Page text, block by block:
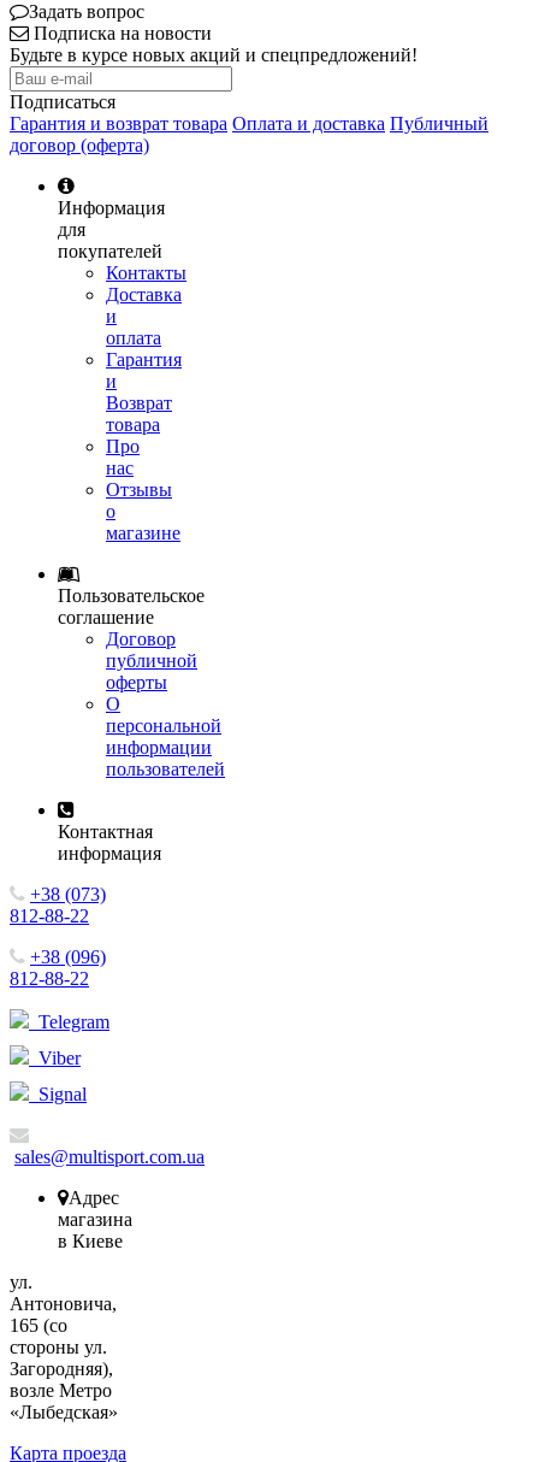
Задать вопрос
Подписка на новости
Будьте в курсе новых акций и спецпредложений!
Подписаться
Гарантия и возврат товара Оплата и доставка Публичный
договор (оферта)
Информация
для
покупателей
Контакты
Доставка
и
оплата
Гарантия
и
Возврат
товара
Про
нас
Отзывы
о
магазине
Пользовательское
соглашение
Договор
публичной
оферты
О
персональной
информации
пользователей
Контактная
информация
+38 (073)
812-88-22
+38 (096)
812-88-22
Telegram
Viber
Signal
sales@multisport.com.ua
Адрес
магазина
в Киеве
ул.
Антоновича,
165 (со
стороны ул.
Загородняя),
возле Метро
«Лыбедская»
Карта проезда